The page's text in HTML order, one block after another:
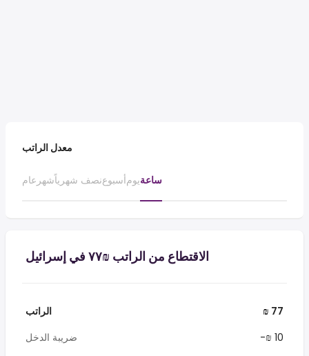
معدل الراتب
عام شهرنصف شهرياًأسبوعيومساعة
الاقتطاع من الراتب ₪‏٧٧ في إسرائيل
الراتب
₪ 77
ضريبة الدخل
-₪ 10